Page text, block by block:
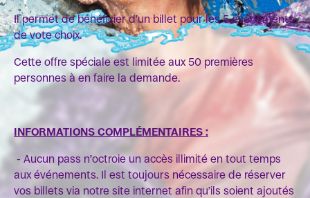
Il permet de bénéficier d’un billet pour les 5 événements
de vote choix.
Cette offre spéciale est limitée aux 50 premières
personnes à en faire la demande.
INFORMATIONS COMPLÉMENTAIRES :
- Aucun pass n’octroie un accès illimité en tout temps
aux événements. Il est toujours nécessaire de réserver
vos billets via notre site internet afin qu’ils soient ajoutés